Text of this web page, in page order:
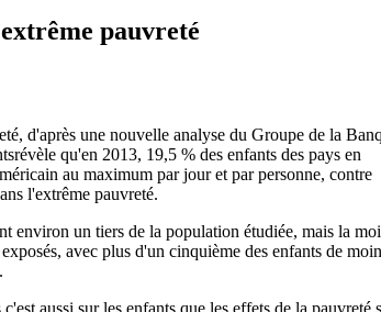
pauvreté
d'après une nouvelle analyse du Groupe de la
qu'en 2013, 19,5 % des enfants des pays en
au maximum par jour et par personne, contre
l'extrême pauvreté.
environ un tiers de la population étudiée, mais la
avec plus d'un cinquième des enfants de